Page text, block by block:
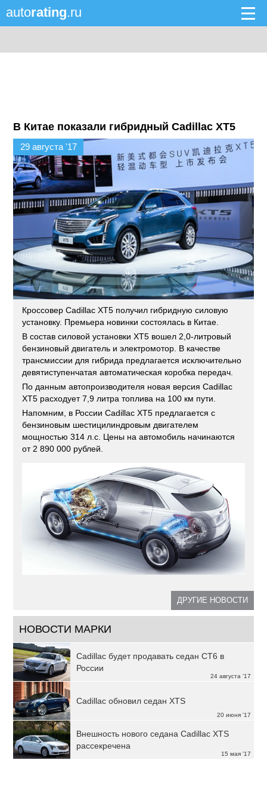
autorating.ru
В Китае показали гибридный Cadillac XT5
29 августа '17
Кроссовер Cadillac XT5 получил гибридную силовую
установку. Премьера новинки состоялась в Китае.
В состав силовой установки XT5 вошел 2,0-литровый
бензиновый двигатель и электромотор. В качестве
трансмиссии для гибрида предлагается исключительно
девятиступенчатая автоматическая коробка передач.
По данным автопроизводителя новая версия Cadillac
XT5 расходует 7,9 литра топлива на 100 км пути.
Напомним, в России Cadillac XT5 предлагается с
бензиновым шестицилиндровым двигателем
мощностью 314 л.с. Цены на автомобиль начинаются
от 2 890 000 рублей.
ДРУГИЕ НОВОСТИ
НОВОСТИ МАРКИ
24 августа '17
Cadillac будет продавать седан CT6 в
России
20 июня '17
Cadillac обновил седан XTS
15 мая '17
Внешность нового седана Cadillac XTS
рассекречена